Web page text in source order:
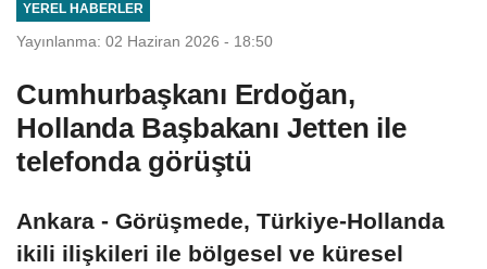
YEREL HABERLER
Yayınlanma: 02 Haziran 2026 - 18:50
Cumhurbaşkanı Erdoğan,
Hollanda Başbakanı Jetten ile
telefonda görüştü
Ankara - Görüşmede, Türkiye-Hollanda
ikili ilişkileri ile bölgesel ve küresel